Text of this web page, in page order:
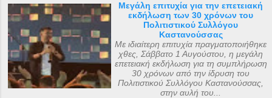
Μεγάλη επιτυχία για την επετειακή
εκδήλωση των 30 χρόνων του
Πολιτιστικού Συλλόγου
Καστανούσσας
Με ιδιαίτερη επιτυχία πραγματοποιήθηκε
χθες, Σάββατο 1 Αυγούστου, η μεγάλη
επετειακή εκδήλωση για τη συμπλήρωση
30 χρόνων από την ίδρυση του
Πολιτιστικού Συλλόγου Καστανούσσας,
στην αυλή του...